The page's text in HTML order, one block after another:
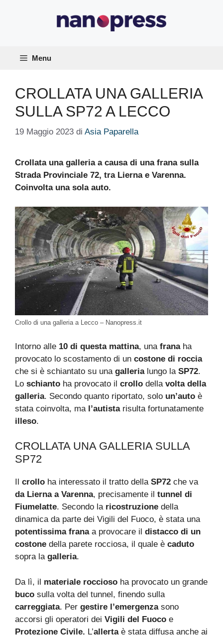
Menu
CROLLATA UNA GALLERIA
SULLA SP72 A LECCO
19 Maggio 2023 di Asia Paparella
Crollata una galleria a causa di una frana sulla
Strada Provinciale 72, tra Lierna e Varenna.
Coinvolta una sola auto.
Crollo di una galleria a Lecco – Nanopress.it
Intorno alle 10 di questa mattina, una franaha
provocato lo scostamento di un costone di roccia
che si è schiantato su una gallerialungo la SP72.
Lo schianto ha provocato il crollo della volta della
galleria. Secondo quanto riportato, solo un’auto è
stata coinvolta, ma l’autistarisulta fortunatamente
illeso.
CROLLATA UNA GALLERIA SULLA
SP72
crollo ha interessato il tratto della SP72 che va
da Lierna a Varenna, precisamente il tunnel di
Fiumelatte. Secondo la ricostruzione della
dinamica da parte dei Vigili del Fuoco, è stata una
potentissima franaa provocare il distacco di un
costone della parete rocciosa, il quale è caduto
sopra la galleria.
Da lì, il materiale roccioso ha provocato un grande
buco sulla volta del tunnel, finendo sulla
carreggiata. Per gestire l’emergenzasono
accorsi gli operatori dei Vigili del Fuoco e
Protezione Civile. L’allertaè stata diffusa anche ai